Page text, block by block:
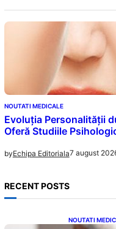
NOUTATI MEDICALE
Evoluția Personalității
Oferă Studiile
byEchipa Editoriala7 august
RECENT POSTS
NOUTATI